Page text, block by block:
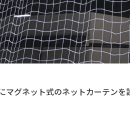
マグネット式のネットカーテンを